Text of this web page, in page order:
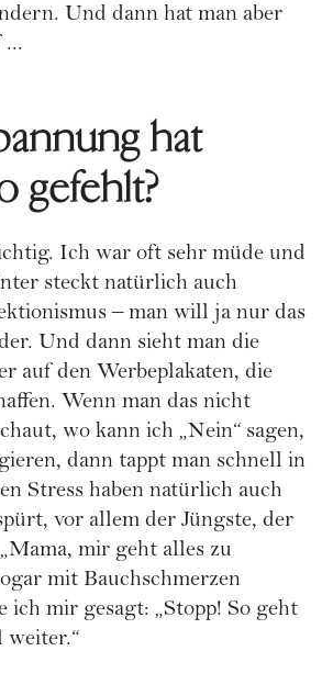
Und dann hat man aber
hat
gefehlt?
Ich war oft sehr müde und
steckt natürlich auch
– man will ja nur das
Und dann sieht man die
auf den Werbeplakaten, die
Wenn man das nicht
wo kann ich „Nein“ sagen,
dann tappt man schnell in
Stress haben natürlich auch
vor allem der Jüngste, der
mir geht alles zu
mit Bauchschmerzen
ich mir gesagt: „Stopp! So geht
weiter.“